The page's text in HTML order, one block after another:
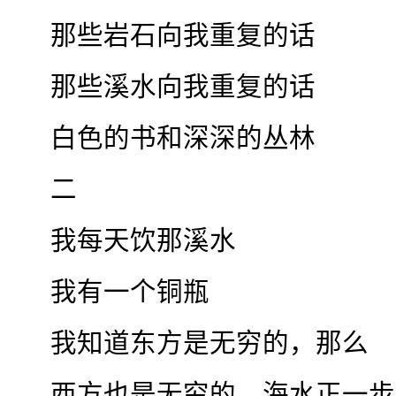
那些岩石向我重复的话
那些溪水向我重复的话
白色的书和深深的丛林
二
我每天饮那溪水
我有一个铜瓶
我知道东方是无穷的，那么